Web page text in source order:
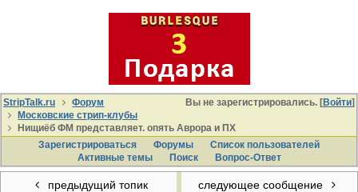
Вы не зарегистрировались. [Войти]
StripTalk.ru
Форум
Московские стрип-клубы
Нищиёб ФМ представляет. опять Аврора и ПХ
Зарегистрироваться
Форумы
Список пользователей
Активные темы
Поиcк Вопрос-Ответ
предыдущий топик следующее сообщение